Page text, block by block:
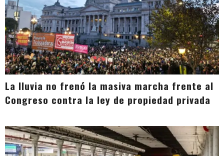
La lluvia no frenó la masiva marcha frente al
Congreso contra la ley de propiedad privada